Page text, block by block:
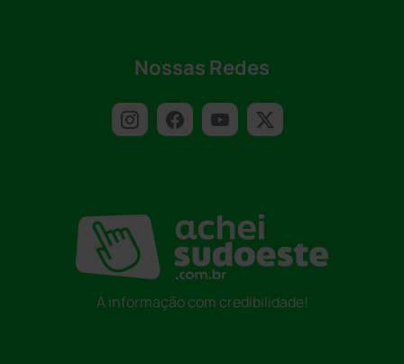
Nossas Redes
A informação com credibilidade!